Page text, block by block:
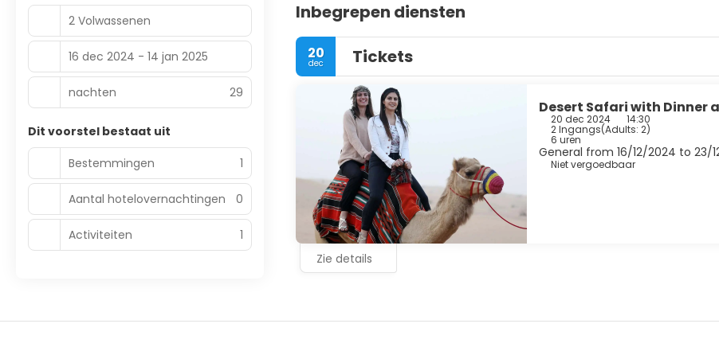
Inbegrepen diensten
20
dec Tickets
Desert Safari with Dinner
20 dec 2024 14:30
2 Ingangs(Adults: 2)
6 uren
General from 16/12/2024 to 23/
Niet vergoedbaar
Zie details
2 Volwassenen
16 dec 2024 - 14 jan 2025
nachten 29
Dit voorstel bestaat uit
Bestemmingen
1
Aantal hotelovernachtingen 0
Activiteiten 1